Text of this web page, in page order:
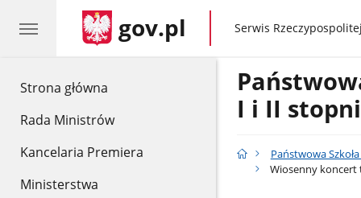
Strona główna
Rada Ministrów
Kancelaria Premiera
Ministerstwa
gov.pl gov.pl
Serwis
I i II
Państwowa
Wiosenny koncert